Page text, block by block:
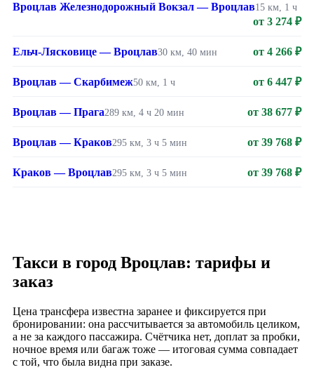
Вроцлав Железнодорожный Вокзал — Вроцлав15 км, 1 ч
от 3 274 ₽
Ельч-Лясковице — Вроцлав30 км, 40 мин от 4 266 ₽
Вроцлав — Скарбимеж50 км, 1 ч от 6 447 ₽
Вроцлав — Прага289 км, 4 ч 20 мин от 38 677 ₽
Вроцлав — Краков295 км, 3 ч 5 мин от 39 768 ₽
Краков — Вроцлав295 км, 3 ч 5 мин от 39 768 ₽
Такси в город Вроцлав: тарифы и
заказ
Цена трансфера известна заранее и фиксируется при
бронировании: она рассчитывается за автомобиль целиком,
а не за каждого пассажира. Счётчика нет, доплат за пробки,
ночное время или багаж тоже — итоговая сумма совпадает
с той, что была видна при заказе.